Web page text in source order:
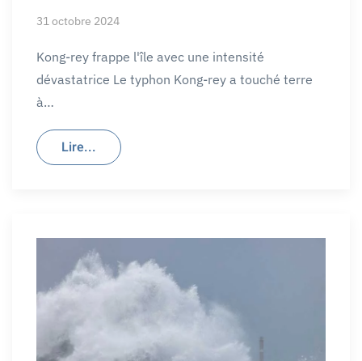
31 octobre 2024
Kong-rey frappe l'île avec une intensité
dévastatrice Le typhon Kong-rey a touché terre
à…
Lire...